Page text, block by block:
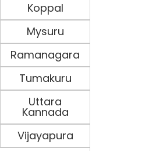
Koppal
Mysuru
Ramanagara
Tumakuru
Uttara
Kannada
Vijayapura